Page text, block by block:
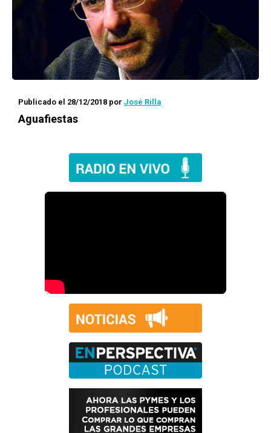
Publicado el 28/12/2018 por José Rilla
Aguafiestas